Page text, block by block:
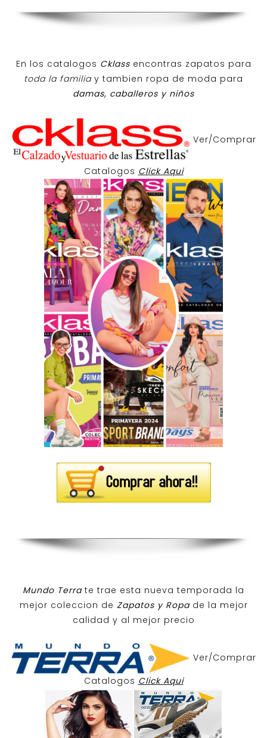
En los catalogos Cklass encontras zapatos para
toda la familiay tambien ropa de moda para
damas, caballeros y niños
Ver/Comprar
Catalogos Click Aqui
Mundo Terra te trae esta nueva temporada la
mejor coleccion de Zapatos y Ropa de la mejor
calidad y al mejor precio
Ver/Comprar
Catalogos Click Aqui